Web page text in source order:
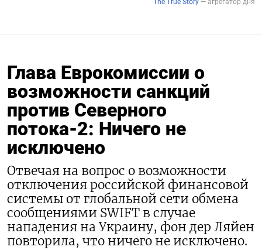
Глава Еврокомиссии о
возможности санкций
против Северного
потока-2: Ничего не
исключено
Отвечая на вопрос о возможности
отключения российской финансовой
системы от глобальной сети обмена
сообщениями SWIFT в случае
нападения на Украину, фон дер Ляйен
повторила, что ничего не исключено.